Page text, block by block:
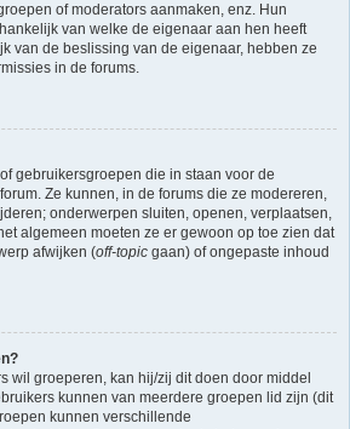
of moderators aanmaken, enz. Hun
van welke de eigenaar aan hen heeft
van de beslissing van de eigenaar, hebben ze
in de forums.
gebruikersgroepen die in staan voor de
Ze kunnen, in de forums die ze modereren,
onderwerpen sluiten, openen, verplaatsen,
algemeen moeten ze er gewoon op toe zien dat
afwijken (off-topic gaan) of ongepaste inhoud
wil groeperen, kan hij/zij dit doen door middel
kunnen van meerdere groepen lid zijn (dit
kunnen verschillende